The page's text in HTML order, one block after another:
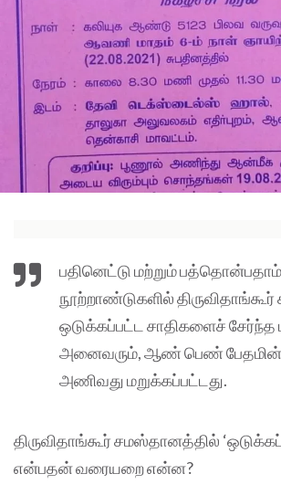
பதினெட்டு மற்றும் பத்தொன்பதாம்
நூற்றாண்டுகளில்
ஒடுக்கப்பட்ட சாதிகளைச்
அனைவரும், ஆண் பெண்
அணிவது மறுக்கப்பட்டது.
திருவிதாங்கூர் சமஸ்தானத்தில்
என்பதன் வரையறை என்ன?